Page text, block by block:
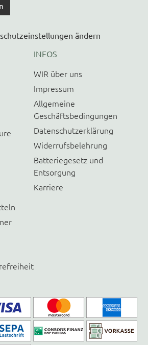
ändern
INFOS
WIR über uns
Impressum
Allgemeine
Geschäftsbedingungen
Datenschutzerklärung
Widerrufsbelehrung
Batteriegesetz und
Entsorgung
Karriere